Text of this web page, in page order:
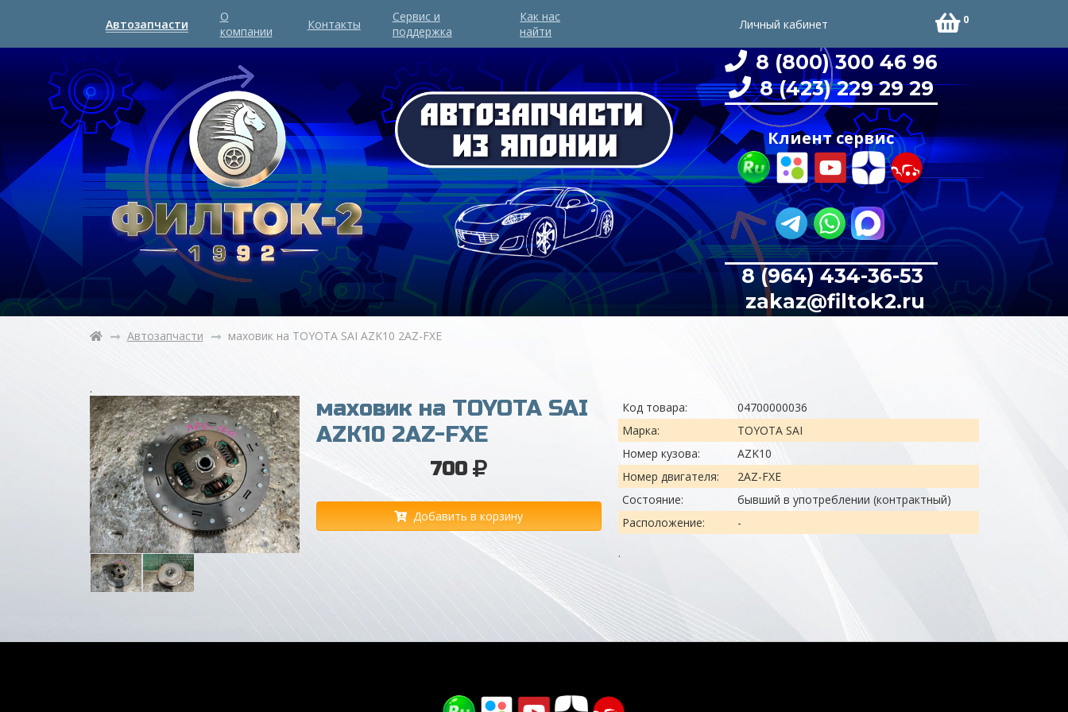
Автозапчасти
О
компании
Контакты
Сервис и
поддержка
Как нас
найти
Личный кабинет 0
8 (800) 300 46 96
8 (423) 229 29 29
Клиент сервис
8 (964) 434-36-53
zakaz@filtok2.ru
Автозапчасти маховик на TOYOTA SAI AZK10 2AZ-FXE
маховик на TOYOTA SAI
AZK10 2AZ-FXE
700
Добавить в корзину
Код товара:
04700000036
Марка:
TOYOTA SAI
Номер кузова:
AZK10
Номер двигателя:
2AZ-FXE
Состояние:
бывший в употреблении (контрактный)
Расположение:
-
.
.